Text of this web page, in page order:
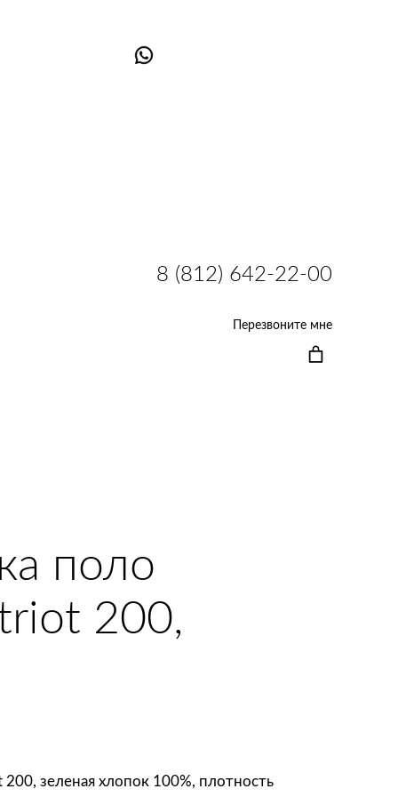
8 (812) 642-22-00
Перезвоните мне
поло
200,
зеленая хлопок 100%, плотность